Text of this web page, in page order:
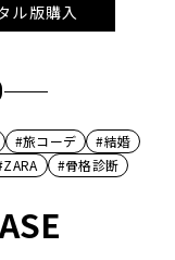
ル版購入
#旅コーデ
#結婚
#骨格診断